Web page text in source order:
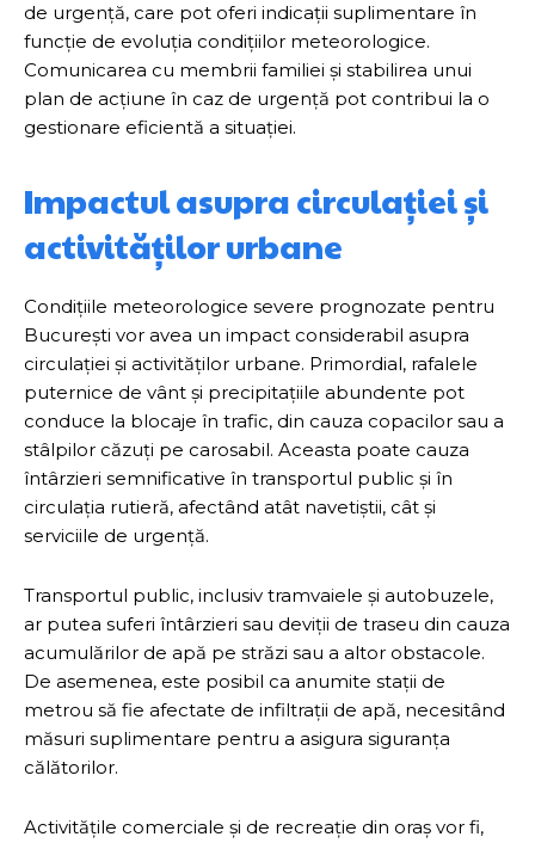
de urgență, care pot oferi indicații suplimentare în
funcție de evoluția condițiilor meteorologice.
Comunicarea cu membrii familiei și stabilirea unui
plan de acțiune în caz de urgență pot contribui la o
gestionare eficientă a situației.
Impactul asupra circulației și
activităților urbane
Condițiile meteorologice severe prognozate pentru
București vor avea un impact considerabil asupra
circulației și activităților urbane. Primordial, rafalele
puternice de vânt și precipitațiile abundente pot
conduce la blocaje în trafic, din cauza copacilor sau a
stâlpilor căzuți pe carosabil. Aceasta poate cauza
întârzieri semnificative în transportul public și în
circulația rutieră, afectând atât navetiștii, cât și
serviciile de urgență.
Transportul public, inclusiv tramvaiele și autobuzele,
ar putea suferi întârzieri sau deviții de traseu din cauza
acumulărilor de apă pe străzi sau a altor obstacole.
De asemenea, este posibil ca anumite stații de
metrou să fie afectate de infiltrații de apă, necesitând
măsuri suplimentare pentru a asigura siguranța
călătorilor.
Activitățile comerciale și de recreație din oraș vor fi,